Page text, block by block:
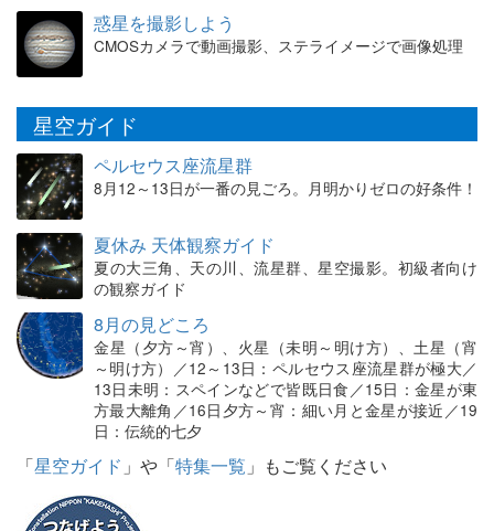
惑星を撮影しよう
CMOSカメラで動画撮影、ステライメージで画像処理
星空ガイド
ペルセウス座流星群
8月12～13日が一番の見ごろ。月明かりゼロの好条件！
夏休み 天体観察ガイド
夏の大三角、天の川、流星群、星空撮影。初級者向け
の観察ガイド
8月の見どころ
金星（夕方～宵）、火星（未明～明け方）、土星（宵
～明け方）／12～13日：ペルセウス座流星群が極大／
13日未明：スペインなどで皆既日食／15日：金星が東
方最大離角／16日夕方～宵：細い月と金星が接近／19
日：伝統的七夕
「星空ガイド 」や「特集一覧 」もご覧ください